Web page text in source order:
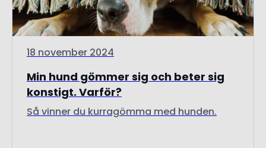
18 november 2024
Min hund gömmer sig och beter sig
konstigt. Varför?
Så vinner du kurragömma med hunden.